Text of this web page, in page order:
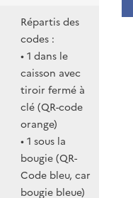
Répartis des
codes :
• 1 dans le
caisson avec
tiroir fermé à
clé (QR-code
orange)
• 1 sous la
bougie (QR-
Code bleu, car
bougie bleue)